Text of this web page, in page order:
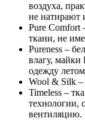
воздуха,
не натирают
Pure Comfort
ткани, не
Pureness –
влагу,
одежду
Wool & Silk –
Timeless –
технологии,
вентиляцию.